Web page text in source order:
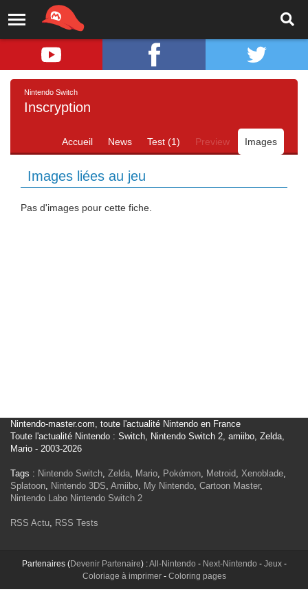
Nintendo Switch
Inscryption
Accueil News Test (1) Preview Images
Images liées au jeu
Pas d'images pour cette fiche.
Nintendo-master.com, toute l'actualité Nintendo en France
Toute l'actualité Nintendo : Switch, Nintendo Switch 2, amiibo, Zelda,
Mario - 2003-2026
Tags : Nintendo Switch, Zelda, Mario, Pokémon, Metroid, Xenoblade,
Splatoon, Nintendo 3DS, Amiibo, My Nintendo, Cartoon Master,
Nintendo Labo Nintendo Switch 2
RSS Actu, RSS Tests
Partenaires (Devenir Partenaire) :All-Nintendo - Next-Nintendo - Jeux-
Coloriage à imprimer- Coloring pages